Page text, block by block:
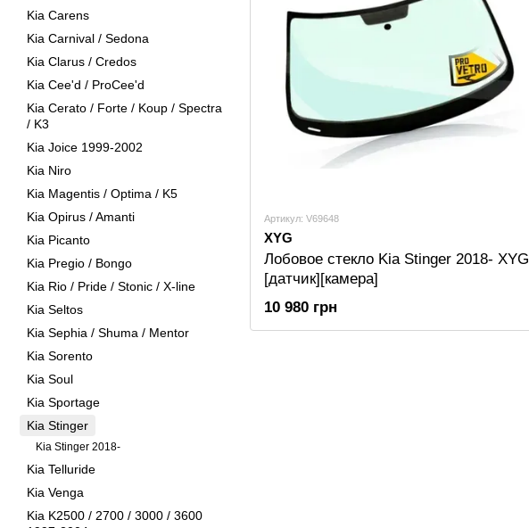
Артикул: V69648
XYG
Лобовое стекло Kia Stinger 2018- XYG
[датчик][камера]
10 980 грн
Kia Carens
Kia Carnival / Sedona
Kia Clarus / Credos
Kia Cee'd / ProCee'd
Kia Cerato / Forte / Koup / Spectra
/ K3
Kia Joice 1999-2002
Kia Niro
Kia Magentis / Optima / K5
Kia Opirus / Amanti
Kia Picanto
Kia Pregio / Bongo
Kia Rio / Pride / Stonic / X-line
Kia Seltos
Kia Sephia / Shuma / Mentor
Kia Sorento
Kia Soul
Kia Sportage
Kia Stinger
Kia Stinger 2018-
Kia Telluride
Kia Venga
Kia K2500 / 2700 / 3000 / 3600